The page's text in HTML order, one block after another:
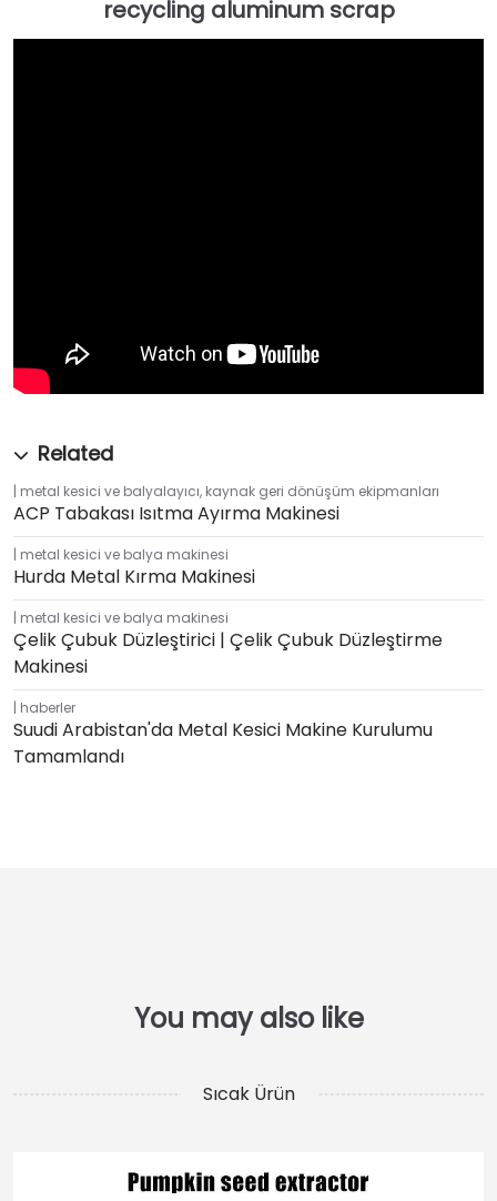
metal kesici ve balyalayıcı, kaynak geri dönüşüm ekipmanları
ACP Tabakası Isıtma Ayırma Makinesi
metal kesici ve balya makinesi
Hurda Metal Kırma Makinesi
metal kesici ve balya makinesi
Çelik Çubuk Düzleştirici | Çelik Çubuk Düzleştirme
Makinesi
haberler
Suudi Arabistan'da Metal Kesici Makine Kurulumu
Tamamlandı
Sıcak Ürün